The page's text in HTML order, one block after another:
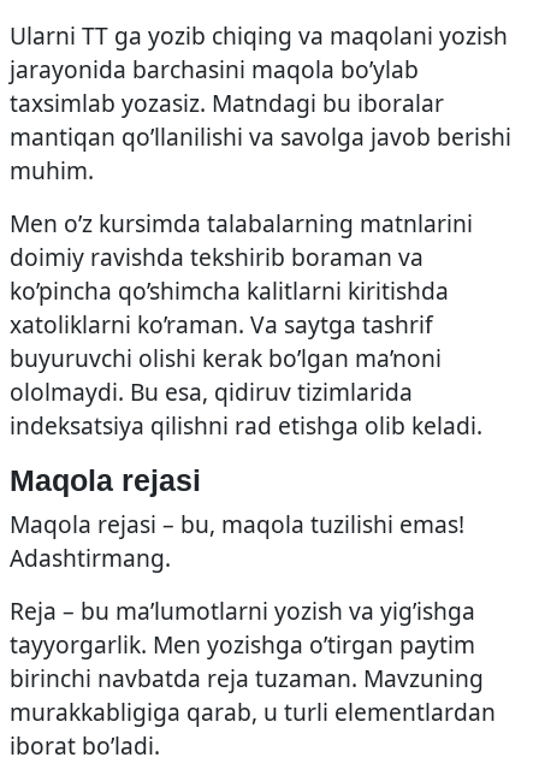
Ularni TT ga yozib chiqing va maqolani yozish
jarayonida barchasini maqola bo’ylab
taxsimlab yozasiz. Matndagi bu iboralar
mantiqan qo’llanilishi va savolga javob berishi
muhim.
Men o’z kursimda talabalarning matnlarini
doimiy ravishda tekshirib boraman va
ko’pincha qo’shimcha kalitlarni kiritishda
xatoliklarni ko’raman. Va saytga tashrif
buyuruvchi olishi kerak bo’lgan ma’noni
ololmaydi. Bu esa, qidiruv tizimlarida
indeksatsiya qilishni rad etishga olib keladi.
Maqola rejasi
Maqola rejasi – bu, maqola tuzilishi emas!
Adashtirmang.
Reja – bu ma’lumotlarni yozish va yig’ishga
tayyorgarlik. Men yozishga o’tirgan paytim
birinchi navbatda reja tuzaman. Mavzuning
murakkabligiga qarab, u turli elementlardan
iborat bo’ladi.